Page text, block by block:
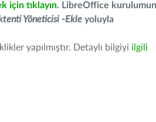
için tıklayın. LibreOffice
Yöneticisi -Ekle yoluyla
yapılmıştır. Detaylı bilgiyi ilgili